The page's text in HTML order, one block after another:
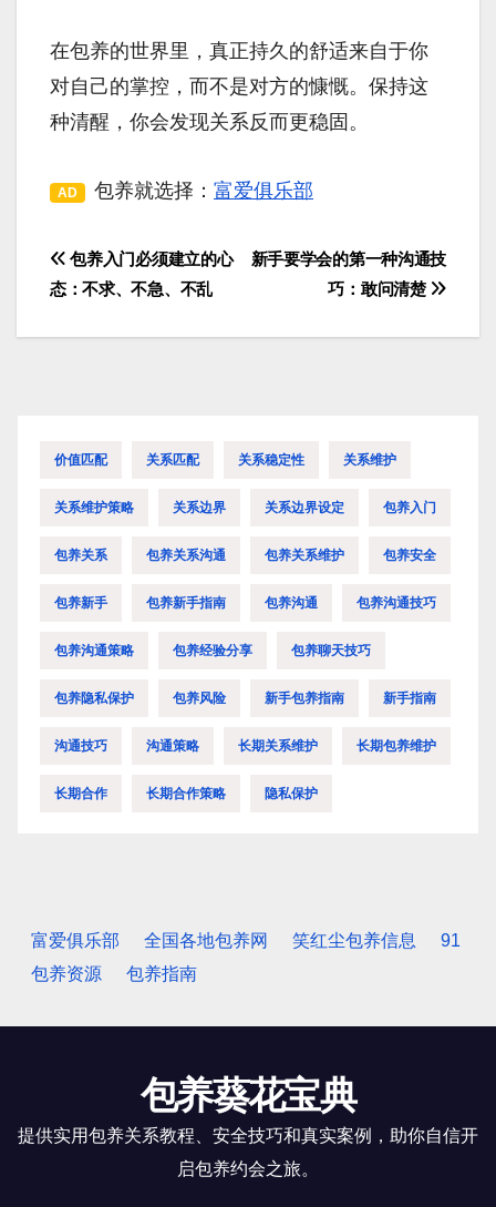
在包养的世界里，真正持久的舒适来自于你
对自己的掌控，而不是对方的慷慨。保持这
种清醒，你会发现关系反而更稳固。
AD 包养就选择： 富爱俱乐部
文
导
新手要学会的第一种沟通技
巧：敢问清楚
包养入门必须建立的心
态：不求、不急、不乱
价值匹配 关系匹配 关系稳定性 关系维护
关系维护策略 关系边界 关系边界设定 包养入门
包养关系 包养关系沟通 包养关系维护 包养安全
包养新手 包养新手指南 包养沟通 包养沟通技巧
包养沟通策略 包养经验分享 包养聊天技巧
包养隐私保护 包养风险 新手包养指南 新手指南
沟通技巧 沟通策略 长期关系维护 长期包养维护
长期合作 长期合作策略 隐私保护
富爱俱乐部 全国各地包养网 笑红尘包养信息
91
包养资源
包养指南
包养葵花宝典
提供实用包养关系教程、安全技巧和真实案例，助你自信开
启包养约会之旅。